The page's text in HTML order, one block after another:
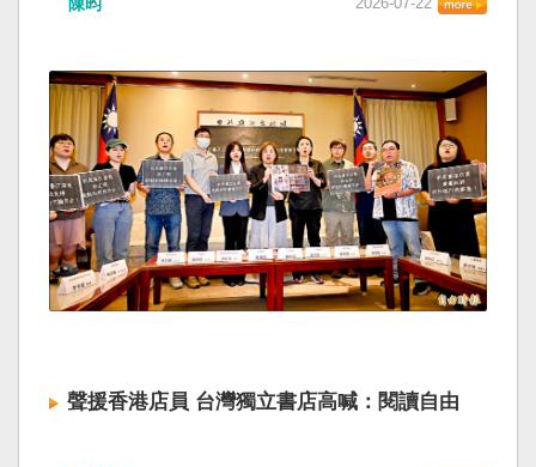
聲援香港店員 台灣獨立書店高喊：閱讀自由